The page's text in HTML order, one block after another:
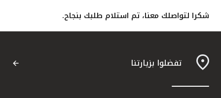
مواقع الفروع وأجهزة الصرف الآلي
ألمانيا
شكرا لتواصلك معنا، تم استلام طلبك بنجاح.
تفضلوا بزيارتنا